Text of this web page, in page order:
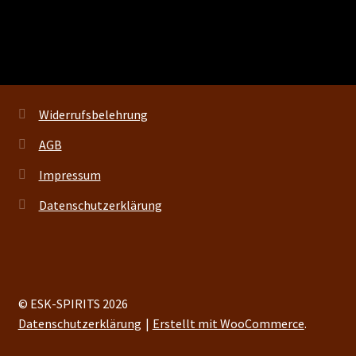
Widerrufsbelehrung
AGB
Impressum
Datenschutzerklärung
© ESK-SPIRITS 2026
Datenschutzerklärung
Erstellt mit WooCommerce.